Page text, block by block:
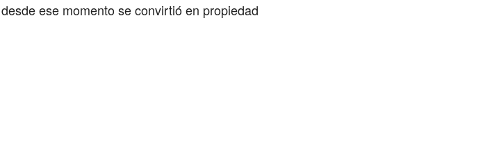
ese momento se convirtió en propiedad